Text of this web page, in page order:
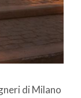
di Milano